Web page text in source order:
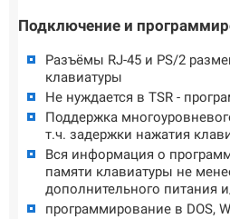
Подключение и
Разъёмы RJ-45 и PS/2
клавиатуры
Не нуждается в TSR -
Поддержка
т.ч. задержки нажатия
Вся информация о
памяти клавиатуры не
дополнительного питания
программирование в DOS,